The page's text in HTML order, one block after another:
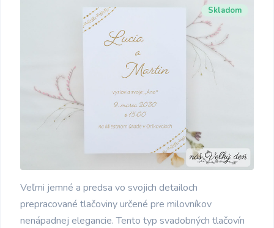
Skladom
Veľmi jemné a predsa vo svojich detailoch
prepracované tlačoviny určené pre milovníkov
nenápadnej elegancie. Tento typ svadobných tlačovín